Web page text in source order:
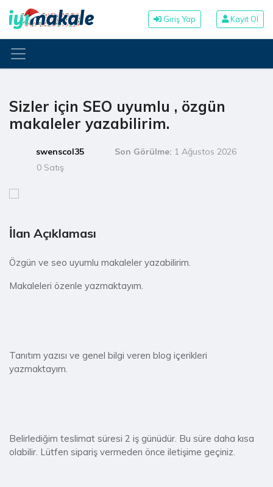
Giriş Yap Kayıt Ol
Sizler için SEO uyumlu , özgün
makaleler yazabilirim.
swenscol35 Son Görülme: 1 Ağustos 2026
0 Satış
İlan Açıklaması
Özgün ve seo uyumlu makaleler yazabilirim.
Makaleleri özenle yazmaktayım.
Tanıtım yazısı ve genel bilgi veren blog içerikleri
yazmaktayım.
Belirlediğim teslimat süresi 2 iş günüdür. Bu süre daha kısa
olabilir. Lütfen sipariş vermeden önce iletişime geçiniz.